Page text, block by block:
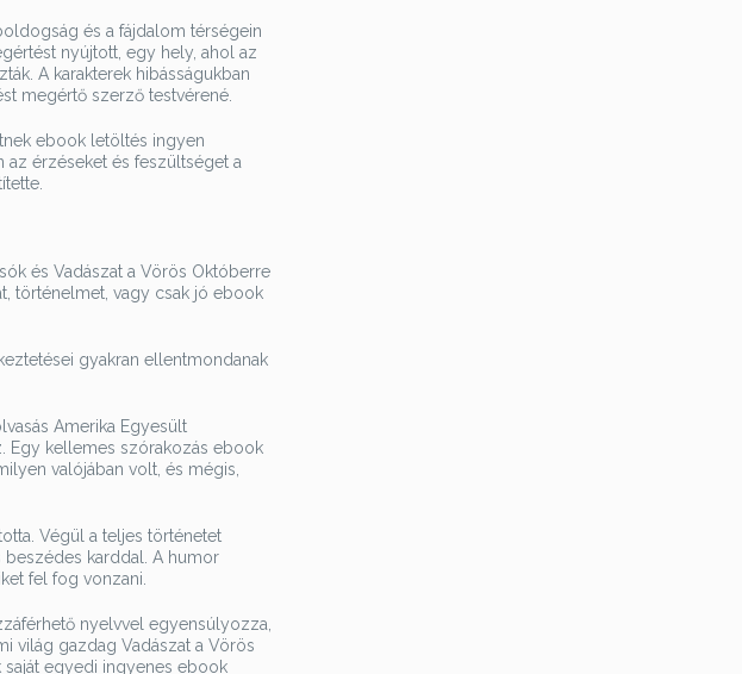
és a fájdalom térségein
nyújtott, egy hely, ahol az
A karakterek hibásságukban
megértő szerző testvérené.
ebook letöltés ingyen
az érzéseket és feszültséget a
és Vadászat a Vörös Októberre
történelmet, vagy csak jó ebook
gyakran ellentmondanak
Amerika Egyesült
Egy kellemes szórakozás ebook
valójában volt, és mégis,
Végül a teljes történetet
beszédes karddal. A humor
fel fog vonzani.
nyelvvel egyensúlyozza,
világ gazdag Vadászat a Vörös
egyedi ingyenes ebook